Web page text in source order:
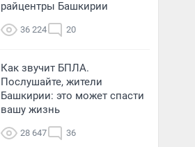
райцентры Башкирии
36 224 20
Как звучит БПЛА.
Послушайте, жители
Башкирии: это может спасти
вашу жизнь
28 647 36